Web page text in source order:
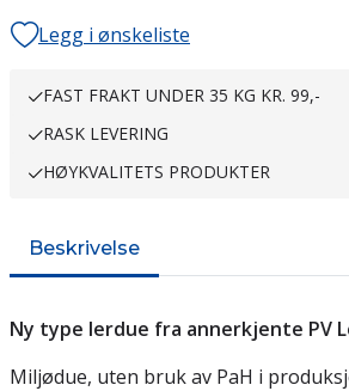
Legg i ønskeliste
FAST FRAKT UNDER 35 KG KR. 99,-
RASK LEVERING
HØYKVALITETS PRODUKTER
Beskrivelse
Ny type lerdue fra annerkjente PV
Miljødue, uten bruk av PaH i